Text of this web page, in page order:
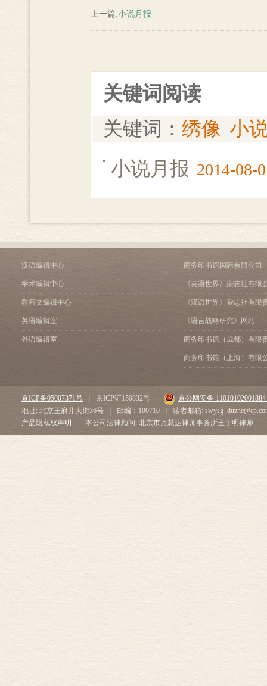
上一篇:小说月报
关键词阅读
关键词： 绣像 小
小说月报 2014-08-
汉语编辑中心
学术编辑中心
教科文编辑中心
英语编辑室
外语编辑室
商务印书馆国际有限公司
《英语世界》杂志社有限
《汉语世界》杂志社有限
《语言战略研究》网站
商务印书馆（成都）有限
商务印书馆（上海）有限
京ICP备05007371号 京ICP证150832号
京公网安备
地址: 北京王府井大街36号
邮编：100710
读者邮箱:
产品隐私权声明
本公司法律顾问: 北京市万慧达律师事务所王宇明律师